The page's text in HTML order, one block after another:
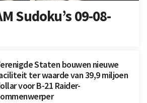
Sudoku’s 09-08-
Staten bouwen nieuwe
ter waarde van 39,9 miljoen
voor B-21 Raider-